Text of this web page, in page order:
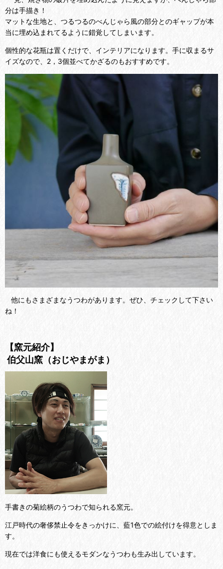
分は手描き！
マットな生地と、つるつるのべんじゃら風の部分とのギャップが本
当に埋め込まれてるように錯覚してしまいます。
個性的な花瓶は置くだけで、インテリアになります。手に収まるサ
イズなので、2，3個並べてかざるのもおすすめです。
他にもさまざまなうつわがあります。ぜひ、チェックして下さい
ね！
【窯元紹介】
伯父山窯（おじやまがま）
手書きの菊絵柄のうつわで知られる窯元。
江戸時代の奢侈禁止令をきっかけに、藍1色での絵付けを得意としま
す。
現在では洋食にも使えるモダンなうつわも生み出しています。